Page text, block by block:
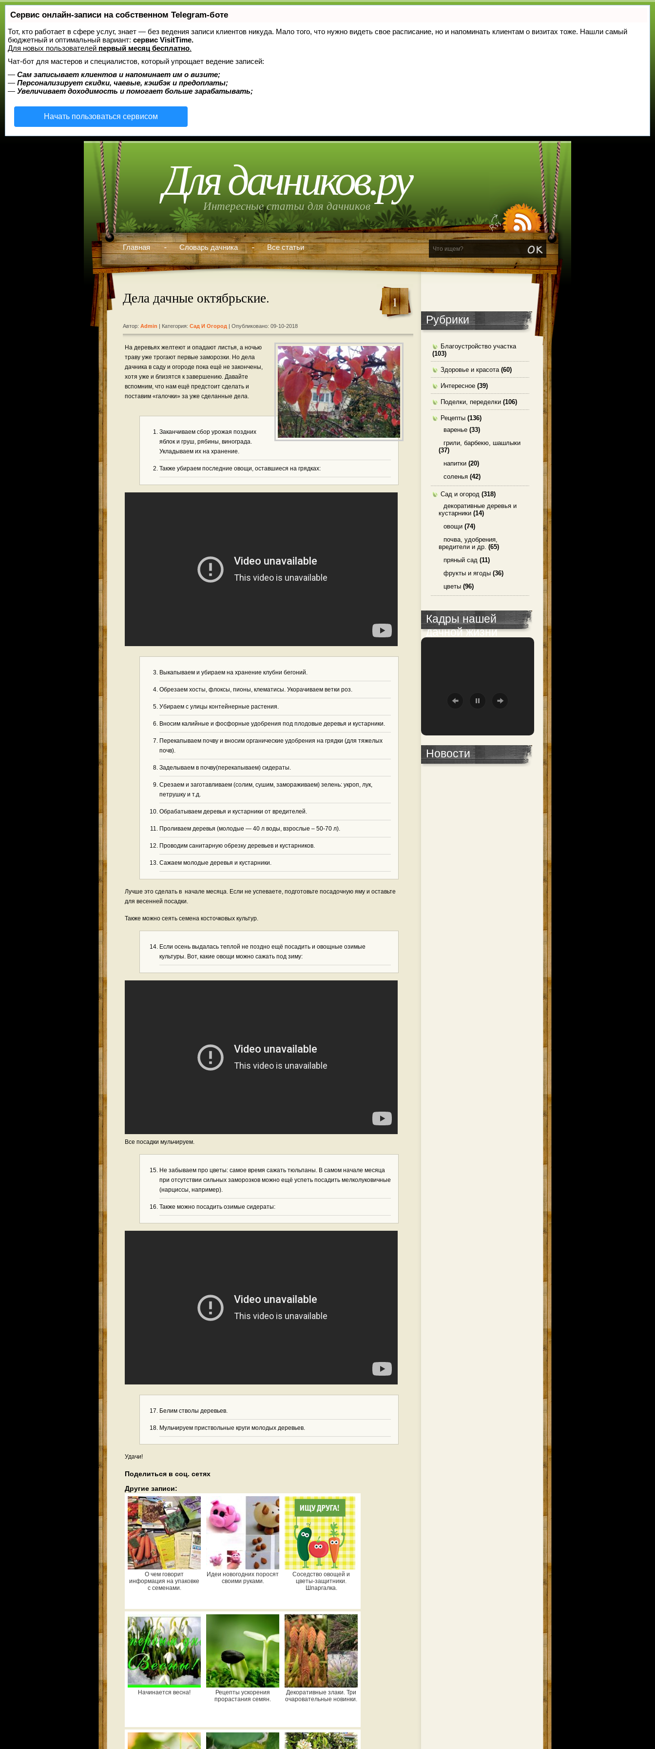
Сервис онлайн-записи на собственном Telegram-боте
Тот, кто работает в сфере услуг, знает — без ведения записи клиентов никуда. Мало того, что нужно видеть свое расписание, но и напоминать клиентам о визитах тоже. Нашли самый
бюджетный и оптимальный вариант: сервис VisitTime.
Для новых пользователей первый месяц бесплатно.
Чат-бот для мастеров и специалистов, который упрощает ведение записей:
— Сам записывает клиентов и напоминает им о визите;
— Персонализирует скидки, чаевые, кэшбэк и предоплаты;
— Увеличивает доходимость и помогает больше зарабатывать;
Начать пользоваться сервисом
Для дачников.ру
Интересные статьи для дачников
Главная Словарь дачника Все статьи
Дела дачные октябрьские. 1
Автор: Admin | Категория: Сад И Огород | Опубликовано: 09-10-2018
На деревьях желтеют и опадают листья, а ночью
траву уже трогают первые заморозки. Но дела
дачника в саду и огороде пока ещё не закончены,
хотя уже и близятся к завершению. Давайте
вспомним, что нам ещё предстоит сделать и
поставим «галочки» за уже сделанные дела.
Заканчиваем сбор урожая поздних
яблок и груш, рябины, винограда.
Укладываем их на хранение.
Также убираем последние овощи, оставшиеся на грядках:
Выкапываем и убираем на хранение клубни бегоний.
Обрезаем хосты, флоксы, пионы, клематисы. Укорачиваем ветки роз.
Убираем с улицы контейнерные растения.
Вносим калийные и фосфорные удобрения под плодовые деревья и кустарники.
Перекапываем почву и вносим органические удобрения на грядки (для тяжелых
почв).
Заделываем в почву(перекапываем) сидераты.
Срезаем и заготавливаем (солим, сушим, замораживаем) зелень: укроп, лук,
петрушку и т.д.
Обрабатываем деревья и кустарники от вредителей.
Проливаем деревья (молодые — 40 л воды, взрослые – 50-70 л).
Проводим санитарную обрезку деревьев и кустарников.
Сажаем молодые деревья и кустарники.
Лучше это сделать в начале месяца. Если не успеваете, подготовьте посадочную яму и оставьте
для весенней посадки.
Также можно сеять семена косточковых культур.
Если осень выдалась теплой не поздно ещё посадить и овощные озимые
культуры. Вот, какие овощи можно сажать под зиму:
Все посадки мульчируем.
Не забываем про цветы: самое время сажать тюльпаны. В самом начале месяца
при отсутствии сильных заморозков можно ещё успеть посадить мелколуковичные
(нарциссы, например).
Также можно посадить озимые сидераты:
Белим стволы деревьев.
Мульчируем приствольные круги молодых деревьев.
Удачи!
Поделиться в соц. сетях
Другие записи:
О чем говорит
информация на упаковке
с семенами.
Идеи новогодних поросят
своими руками.
Соседство овощей и
цветы-защитники.
Шпаргалка.
Начинается весна!
Рецепты ускорения
прорастания семян.
Декоративные злаки. Три
очаровательные новинки.
Рубрики
Благоустройство участка
(103)
Здоровье и красота(60)
Интересное (39)
Поделки, переделки (106)
Рецепты (136)
варенье (33)
грили, барбекю, шашлыки
(37)
напитки (20)
соленья (42)
Сад и огород (318)
декоративные деревья и
кустарники (14)
овощи (74)
почва, удобрения,
вредители и др. (65)
пряный сад (11)
фрукты и ягоды (36)
цветы (96)
Кадры нашей
дачной жизни
Новости